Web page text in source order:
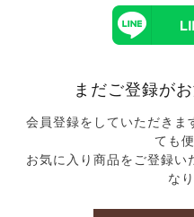
まだご登録が
会員登録をしていただきま
ても
お気に入り商品をご登録い
な